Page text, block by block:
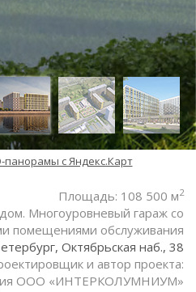
панорамы с Яндекс.Карт
Площадь: 108 500 м2
Многоуровневый гараж со
помещениями обслуживания
Октябрьская наб., 38
и автор проекта:
ООО «ИНТЕРКОЛУМНИУМ»